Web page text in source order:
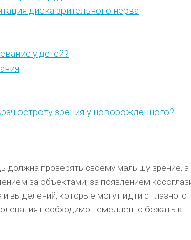
диска зрительного нерва
у детей?
остроту зрения у новорожденного?
должна проверять своему малышу зрение, а
за объектами, за появлением
и выделений, которые могут идти с глазного
необходимо немедленно бежать к